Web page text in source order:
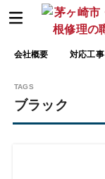
会社概要 対応工事
ブラック